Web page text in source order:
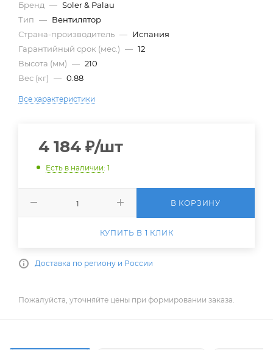
Бренд — Soler & Palau
Тип — Вентилятор
Страна-производитель — Испания
Гарантийный срок (мес.) — 12
Высота (мм) — 210
Вес (кг) — 0.88
Все характеристики
4 184 ₽/шт
Есть в наличии: 1
В КОРЗИНУ
КУПИТЬ В 1 КЛИК
Доставка по региону и России
Пожалуйста, уточняйте цены при формировании заказа.